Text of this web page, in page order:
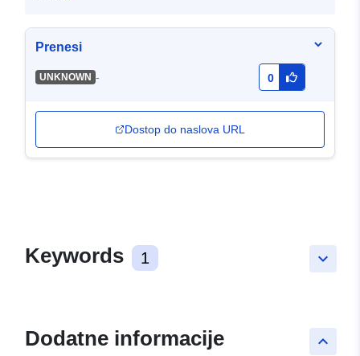
Prenesi
UNKNOWN - 0
Dostop do naslova URL
keyboard_arrow_down
Keywords 1
keyboard_arrow_up
Dodatne informacije